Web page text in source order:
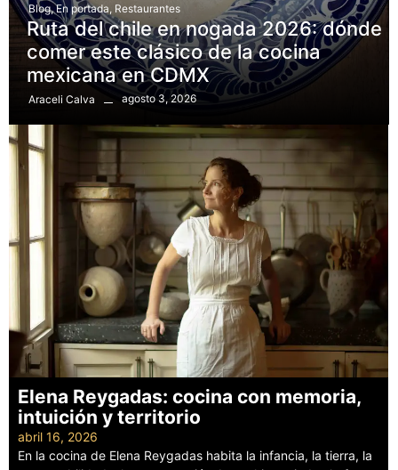
Blog, En portada Restaurantes
Ruta del chile en nogada 2026: dónde
comer este clásico de la cocina
mexicana en CDMX
Araceli Calva agosto 3, 2026
Elena Reygadas: cocina con memoria,
intuición y territorio
abril 16, 2026
En la cocina de Elena Reygadas habita la infancia, la tierra, la